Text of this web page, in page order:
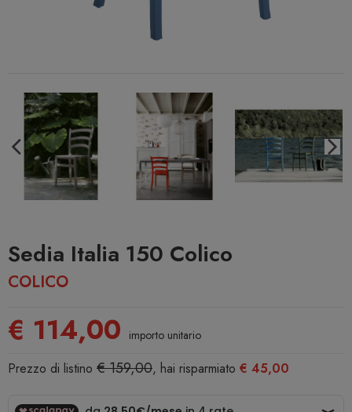
Sedia Italia 150 Colico
COLICO
€ 114,00 importo unitario
Prezzo di listino € 159,00, hai risparmiato € 45,00